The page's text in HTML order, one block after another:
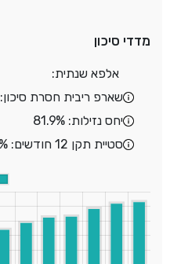
מדדי סיכון
אלפא שנתית:
שארפ ריבית חסרת סיכון: 1.13%
יחס נזילות: 81.9%
סטיית תקן 12 חודשים: 5.08%